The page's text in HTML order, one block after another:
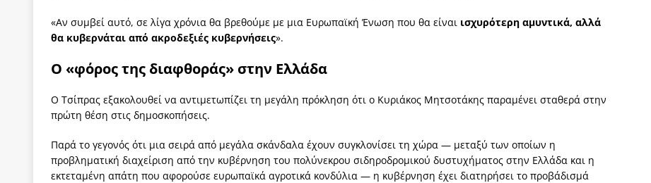
«Αν συμβεί αυτό, σε λίγα χρόνια θα βρεθούμε με μια Ευρωπαϊκή Ένωση που θα είναι ισχυρότερη αμυντικά, αλλά
θα κυβερνάται από ακροδεξιές κυβερνήσεις».
Ο «φόρος της διαφθοράς» στην Ελλάδα
Ο Τσίπρας εξακολουθεί να αντιμετωπίζει τη μεγάλη πρόκληση ότι ο Κυριάκος Μητσοτάκης παραμένει σταθερά στην
πρώτη θέση στις δημοσκοπήσεις.
Παρά το γεγονός ότι μια σειρά από μεγάλα σκάνδαλα έχουν συγκλονίσει τη χώρα — μεταξύ των οποίων η
προβληματική διαχείριση από την κυβέρνηση του πολύνεκρου σιδηροδρομικού δυστυχήματος στην Ελλάδα και η
εκτεταμένη απάτη που αφορούσε ευρωπαϊκά αγροτικά κονδύλια — η κυβέρνηση έχει διατηρήσει το προβάδισμά